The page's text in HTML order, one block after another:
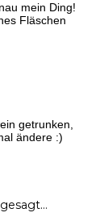
mein Ding!
Fläschen
getrunken,
ändere :)